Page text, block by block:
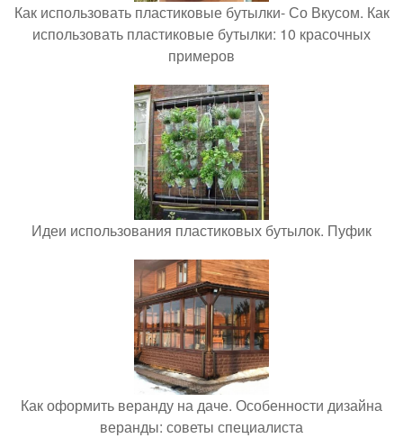
Как использовать пластиковые бутылки- Со Вкусом. Как
использовать пластиковые бутылки: 10 красочных
примеров
Идеи использования пластиковых бутылок. Пуфик
Как оформить веранду на даче. Особенности дизайна
веранды: советы специалиста